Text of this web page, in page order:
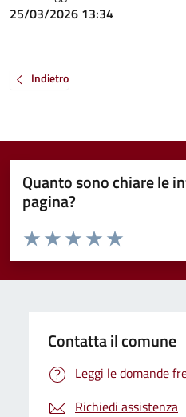
25/03/2026 13:34
Indietro
Quanto sono chiare le
pagina?
Valuta da 1 a 5 stelle la pagina
Valuta 5 stelle
Valuta 4 stelle su 5
Valuta 3 stelle su 5
Valuta 2 stelle su 5
Valuta 1 stelle su 5
Contatta il comune
Leggi le domande
Richiedi assistenza